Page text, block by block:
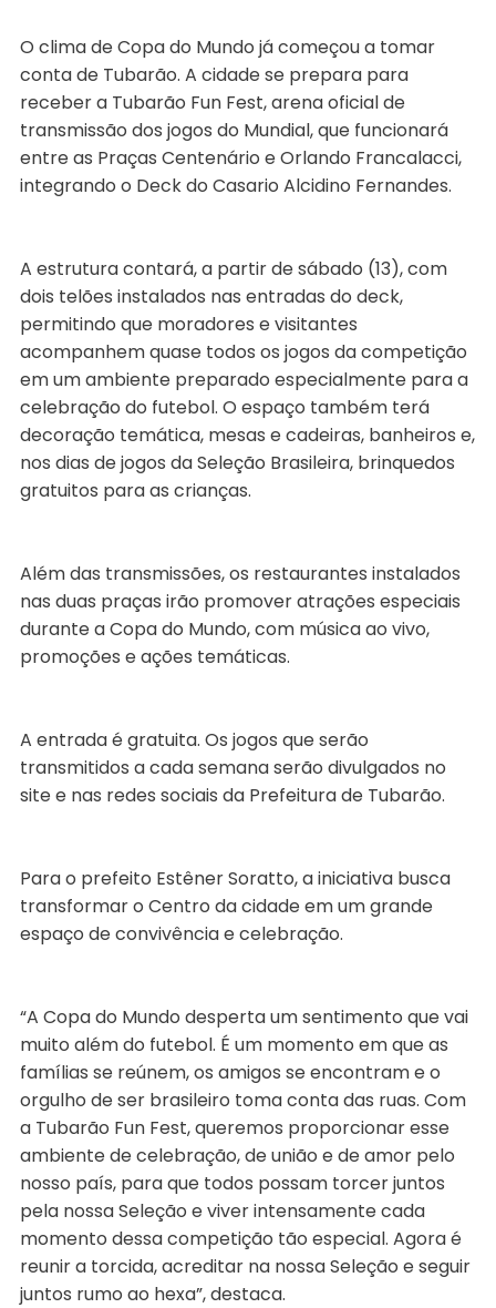
O clima de Copa do Mundo já começou a tomar
conta de Tubarão. A cidade se prepara para
receber a Tubarão Fun Fest, arena oficial de
transmissão dos jogos do Mundial, que funcionará
entre as Praças Centenário e Orlando Francalacci,
integrando o Deck do Casario Alcidino Fernandes.
A estrutura contará, a partir de sábado (13), com
dois telões instalados nas entradas do deck,
permitindo que moradores e visitantes
acompanhem quase todos os jogos da competição
em um ambiente preparado especialmente para a
celebração do futebol. O espaço também terá
decoração temática, mesas e cadeiras, banheiros e,
nos dias de jogos da Seleção Brasileira, brinquedos
gratuitos para as crianças.
Além das transmissões, os restaurantes instalados
nas duas praças irão promover atrações especiais
durante a Copa do Mundo, com música ao vivo,
promoções e ações temáticas.
A entrada é gratuita. Os jogos que serão
transmitidos a cada semana serão divulgados no
site e nas redes sociais da Prefeitura de Tubarão.
Para o prefeito Estêner Soratto, a iniciativa busca
transformar o Centro da cidade em um grande
espaço de convivência e celebração.
“A Copa do Mundo desperta um sentimento que vai
muito além do futebol. É um momento em que as
famílias se reúnem, os amigos se encontram e o
orgulho de ser brasileiro toma conta das ruas. Com
a Tubarão Fun Fest, queremos proporcionar esse
ambiente de celebração, de união e de amor pelo
nosso país, para que todos possam torcer juntos
pela nossa Seleção e viver intensamente cada
momento dessa competição tão especial. Agora é
reunir a torcida, acreditar na nossa Seleção e seguir
juntos rumo ao hexa”, destaca.